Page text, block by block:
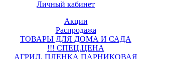
Личный кабинет
Акции
Распродажа
ТОВАРЫ ДЛЯ ДОМА И САДА
!!! СПЕЦ.ЦЕНА
АГРИЛ, ПЛЕНКА ПАРНИКОВАЯ